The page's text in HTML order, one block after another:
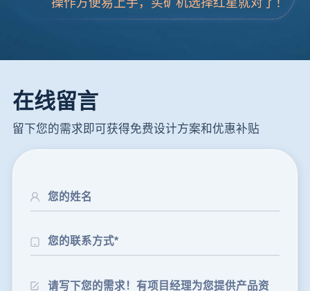
操作方便易上手，买矿机选择红星就对了！
在线留言
留下您的需求即可获得免费设计方案和优惠补贴
24分钟前 朱先生留言：制砂机3000吨一套多少钱？
35分钟前 张先生留言：碎石机有几种型号？碎石机械设备一套价格？